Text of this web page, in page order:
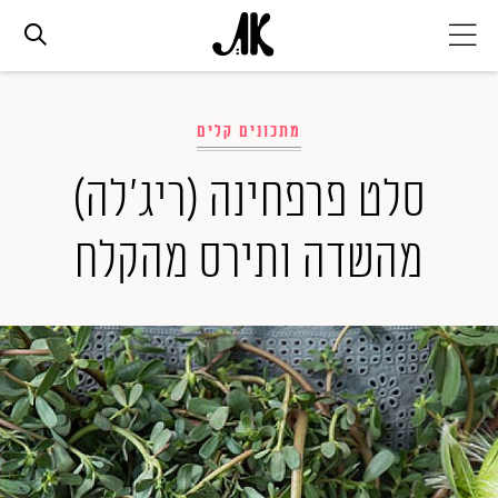
אופנה
ביוטי
סלבס
ערוצים נוספים
המגזין
מתכונים קלים
סלט פרפחינה (ריג'לה)
מהשדה ותירס מהקלח